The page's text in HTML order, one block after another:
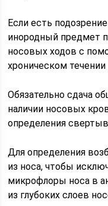
Если есть
инородный предмет
носовых ходов с
хроническом
Обязательно сдача
наличии носовых
определения
Для определения
из носа, чтобы
микрофлоры носа в
из глубоких слоев